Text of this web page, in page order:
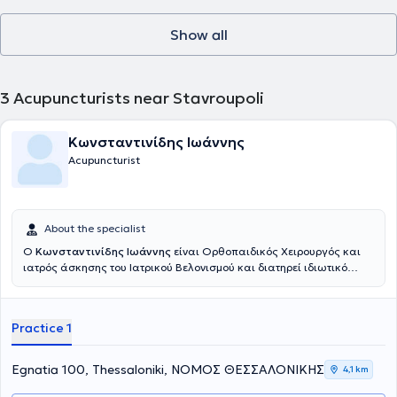
Show all
3 Acupuncturists near Stavroupoli
Κωνσταντινίδης Ιωάννης
Acupuncturist
About the specialist
Ο Κωνσταντινίδης Ιωάννης είναι Ορθοπαιδικός Χειρουργός και
ιατρός άσκησης του Ιατρικού Βελονισμού και διατηρεί ιδιωτικό
πτυχίου: άριστα) από την Ιατρική Σχολή του Πανεπιστημίου “Carol
ειδικευόμενος ιατρός στην Α’ Ορθοπαιδική κλινική του
Αριστοτελείου Πανεπιστημίου Θεσσαλονίκης, Γ.Ν.Θ. «Γ.
Παπανικολάου» Θεσσαλονίκης και στην Β’ Χειρουργική-
Ογκολογική κλινική του Αντικαρκινικού Νοσοκομείου
Practice 1
Egnatia 100, Thessaloniki, ΝΟΜΟΣ ΘΕΣΣΑΛΟΝΙΚΗΣ 4,1 km